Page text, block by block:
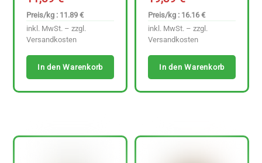
Preis/kg : 11.89 €
inkl. MwSt. – zzgl.
Versandkosten
In den Warenkorb
Preis/kg : 16.16 €
inkl. MwSt. – zzgl.
Versandkosten
In den Warenkorb